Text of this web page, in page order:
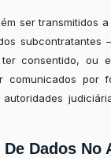
ser transmitidos
subcontratantes
consentido, ou
comunicados por
Dados No